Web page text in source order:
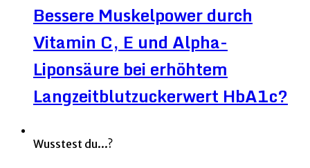
Bessere Muskelpower durch
Vitamin C, E und Alpha-
Liponsäure bei erhöhtem
Langzeitblutzuckerwert HbA1c?
Wusstest du...?